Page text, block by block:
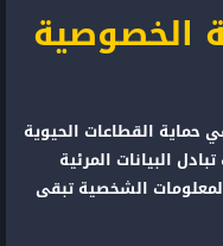
القطاعات الحيوية
البيانات المرئية
الشخصية تبقى